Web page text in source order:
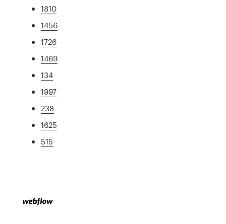
1810
1456
1726
1469
134
1997
238
1625
515